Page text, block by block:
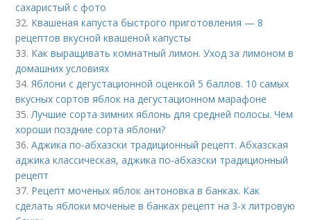
сахаристый с фото
32. Квашеная капуста быстрого приготовления — 8
рецептов вкусной квашеной капусты
33. Как выращивать комнатный лимон. Уход за лимоном в
домашних условиях
34.Яблони с дегустационной оценкой 5 баллов. 10 самых
вкусных сортов яблок на дегустационном марафоне
35.Лучшие сорта зимних яблонь для средней полосы. Чем
хороши поздние сорта яблони?
36.Аджика по-абхазски традиционный рецепт. Абхазская
аджика классическая, аджика по-абхазски традиционный
рецепт
37. Рецепт моченых яблок антоновка в банках. Как
сделать яблоки моченые в банках рецепт на 3-х литровую